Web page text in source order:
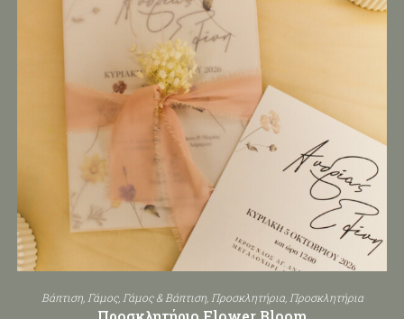
Βάπτιση,Γάμος,Γάμος & Βάπτιση,Προσκλητήρια,Προσκλητήρια